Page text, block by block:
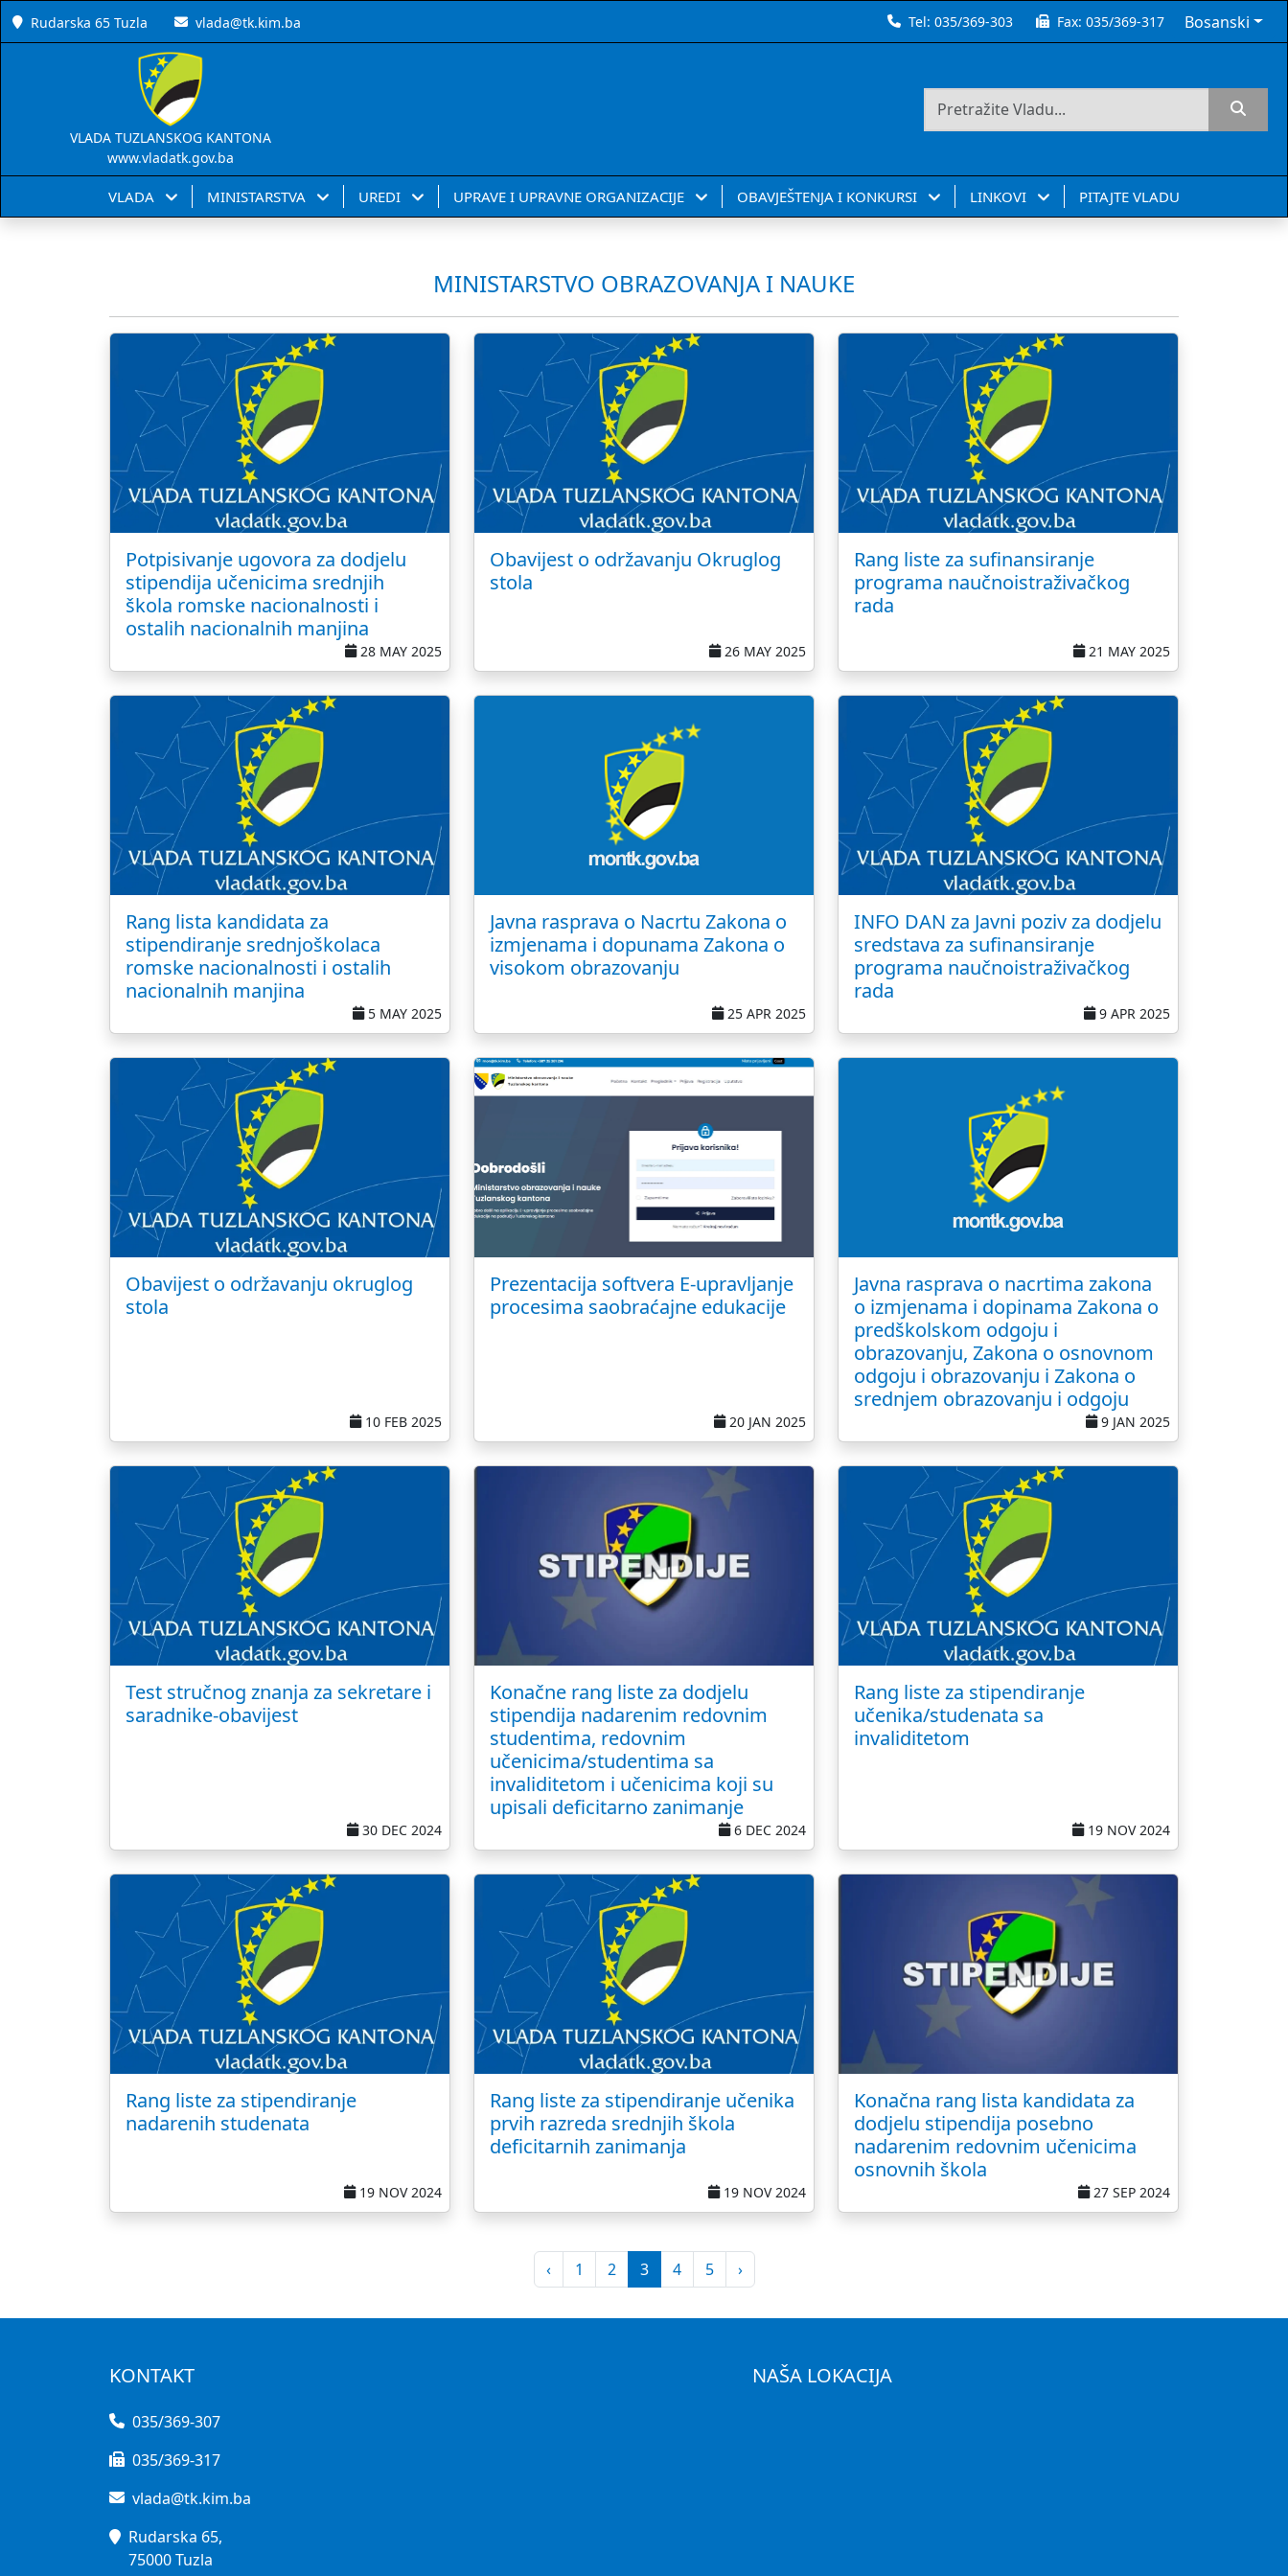
Rudarska 65 Tuzla vlada@tk.kim.ba Tel:035/369-303 Fax:035/369-317 Bosanski
VLADA TUZLANSKOG KANTONA
www.vladatk.gov.ba
VLADA MINISTARSTVA UREDI UPRAVE I UPRAVNE ORGANIZACIJE OBAVJEŠTENJA I KONKURSI LINKOVI PITAJTE VLADU
MINISTARSTVO OBRAZOVANJA I NAUKE
Potpisivanje ugovora za dodjelu
stipendija učenicima srednjih
škola romske nacionalnosti i
ostalih nacionalnih manjina
28 MAY 2025
Obavijest o održavanju Okruglog
stola
26 MAY 2025
Rang liste za sufinansiranje
programa naučnoistraživačkog
rada
21 MAY 2025
Rang lista kandidata za
stipendiranje srednjoškolaca
romske nacionalnosti i ostalih
nacionalnih manjina
5 MAY 2025
Javna rasprava o Nacrtu Zakona o
izmjenama i dopunama Zakona o
visokom obrazovanju
25 APR 2025
INFO DAN za Javni poziv za dodjelu
sredstava za sufinansiranje
programa naučnoistraživačkog
rada
9 APR 2025
Obavijest o održavanju okruglog
stola
10 FEB 2025
Prezentacija softvera E-upravljanje
procesima saobraćajne edukacije
20 JAN 2025
Javna rasprava o nacrtima zakona
o izmjenama i dopinama Zakona o
predškolskom odgoju i
obrazovanju, Zakona o osnovnom
odgoju i obrazovanju i Zakona o
srednjem obrazovanju i odgoju
9 JAN 2025
Test stručnog znanja za sekretare i
saradnike-obavijest
30 DEC 2024
Konačne rang liste za dodjelu
stipendija nadarenim redovnim
studentima, redovnim
učenicima/studentima sa
invaliditetom i učenicima koji su
upisali deficitarno zanimanje
6 DEC 2024
Rang liste za stipendiranje
učenika/studenata sa
invaliditetom
19 NOV 2024
Rang liste za stipendiranje
nadarenih studenata
19 NOV 2024
Rang liste za stipendiranje učenika
prvih razreda srednjih škola
deficitarnih zanimanja
19 NOV 2024
Konačna rang lista kandidata za
dodjelu stipendija posebno
nadarenim redovnim učenicima
osnovnih škola
27 SEP 2024
‹ 1 2 3 4 5 ›
KONTAKT
035/369-307
035/369-317
vlada@tk.kim.ba
Rudarska 65,
75000 Tuzla
NAŠA LOKACIJA